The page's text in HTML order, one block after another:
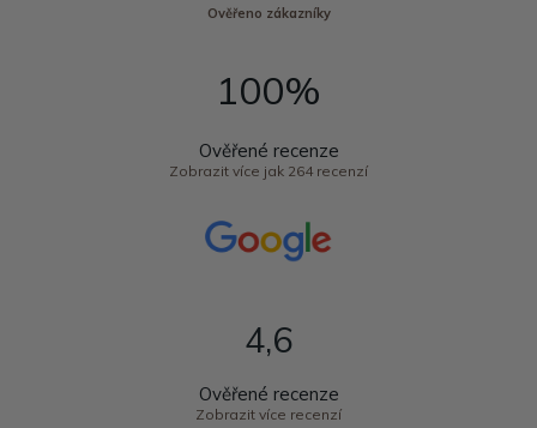
Ověřeno zákazníky
100%
Ověřené recenze
Zobrazit více jak 264 recenzí
4,6
Ověřené recenze
Zobrazit více recenzí